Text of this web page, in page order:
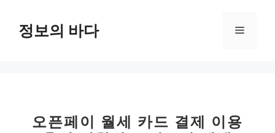
정보의 바다 메
오픈페이 월세 카드 결제 이용